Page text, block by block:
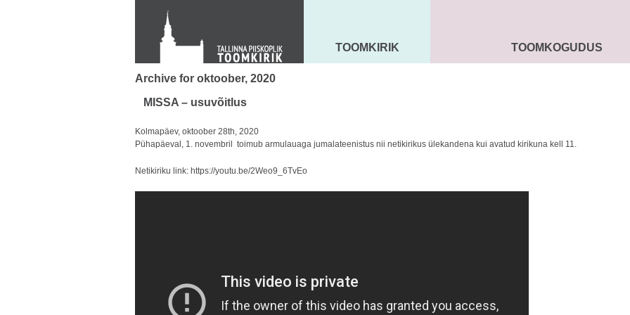
KONTAKT
Toom-Kooli 6, 10130 TALLINN
tallinna.toom@eelk.ee
MAARJA KIRIK
TOOMKIRIK SEENIORIDTOOMKOGUDUS
Archive for oktoober, 2020
MISSA – usuvõitlus
Kolmapäev, oktoober 28th, 2020
Pühapäeval, 1. novembril toimub armulauaga jumalateenistus nii netikirikus ülekandena kui avatud kirikuna kell 11.
Netikiriku link: https://youtu.be/2Weo9_6TvEo